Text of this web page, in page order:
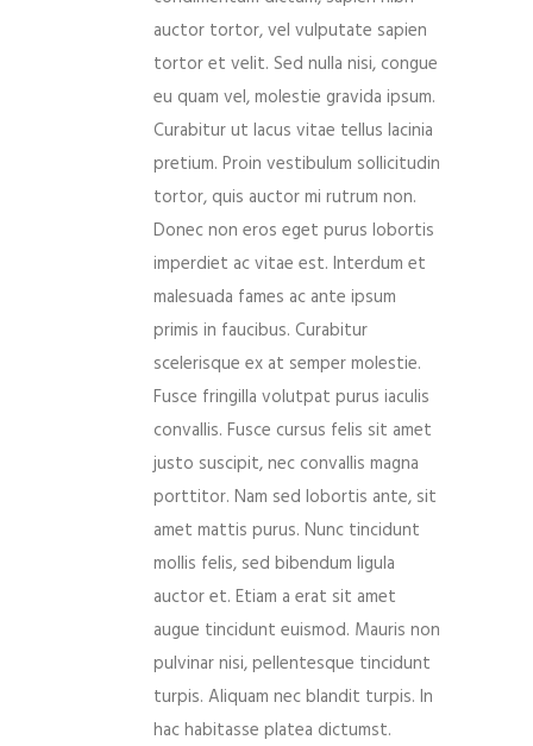
auctor tortor, vel vulputate sapien
tortor et velit. Sed nulla nisi, congue
eu quam vel, molestie gravida ipsum.
Curabitur ut lacus vitae tellus lacinia
pretium. Proin vestibulum sollicitudin
tortor, quis auctor mi rutrum non.
Donec non eros eget purus lobortis
imperdiet ac vitae est. Interdum et
malesuada fames ac ante ipsum
primis in faucibus. Curabitur
scelerisque ex at semper molestie.
Fusce fringilla volutpat purus iaculis
convallis. Fusce cursus felis sit amet
justo suscipit, nec convallis magna
porttitor. Nam sed lobortis ante, sit
amet mattis purus. Nunc tincidunt
mollis felis, sed bibendum ligula
auctor et. Etiam a erat sit amet
augue tincidunt euismod. Mauris non
pulvinar nisi, pellentesque tincidunt
turpis. Aliquam nec blandit turpis. In
hac habitasse platea dictumst.